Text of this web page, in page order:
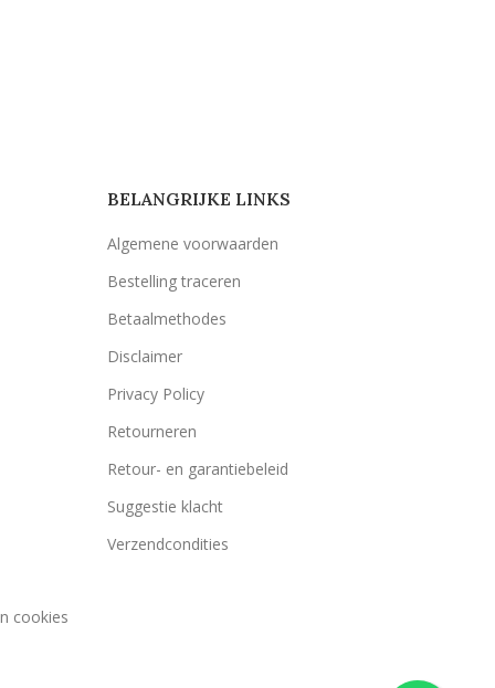
BELANGRIJKE LINKS
Algemene voorwaarden
Bestelling traceren
Betaalmethodes
Disclaimer
Privacy Policy
Retourneren
Retour- en garantiebeleid
Suggestie klacht
Verzendcondities
cookies